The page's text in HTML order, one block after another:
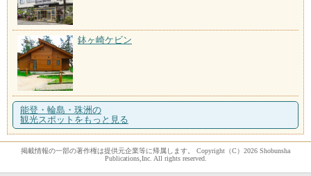
鉢ヶ崎ケビン
能登・輪島・珠洲の
観光スポットをもっと見る
掲載情報の一部の著作権は提供元企業等に帰属します。 Copyright（C）2026 Shobunsha
Publications,Inc. All rights reserved.